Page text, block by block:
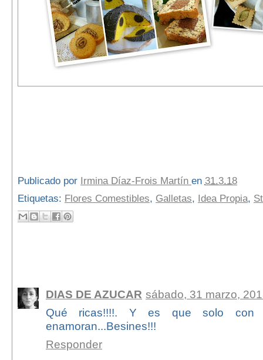
Publicado por Irmina Díaz-Frois Martín en 31.3.18
Etiquetas: Flores Comestibles, Galletas, Idea Propia,
DIAS DE AZUCAR sábado, 31 marzo,
Qué ricas!!!!. Y es que solo
enamoran...Besines!!!
Responder